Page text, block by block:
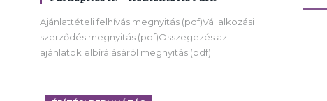
Ajánlattételi felhívás megnyitás (pdf)Vállalkozási
szerződés megnyitás (pdf)Összegezés az
ajánlatok elbírálásáról megnyitás (pdf)